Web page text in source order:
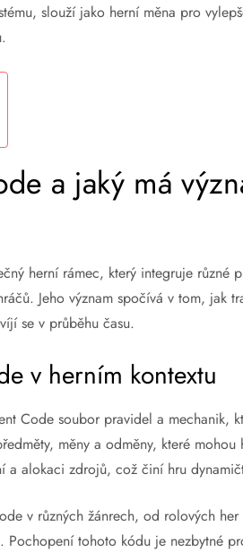
slouží jako herní měna pro
a jaký má
herní rámec, který integruje různé
Jeho význam spočívá v tom, jak
se v průběhu času.
v herním kontextu
Code soubor pravidel a mechanik,
měny a odměny, které
a alokaci zdrojů, což činí hru
v různých žánrech, od rolových
tohoto kódu je nezbytné